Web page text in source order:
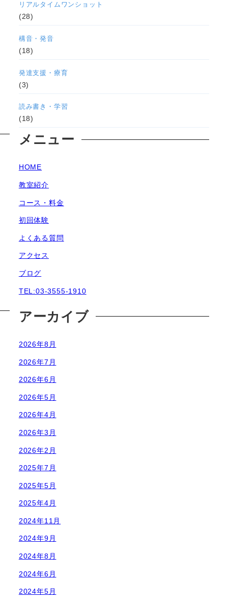
リアルタイムワンショット
(28)
構音・発音
(18)
発達支援・療育
(3)
読み書き・学習
(18)
メニュー
HOME
教室紹介
コース・料金
初回体験
よくある質問
アクセス
ブログ
TEL:03-3555-1910
アーカイブ
2026年8月
2026年7月
2026年6月
2026年5月
2026年4月
2026年3月
2026年2月
2025年7月
2025年5月
2025年4月
2024年11月
2024年9月
2024年8月
2024年6月
2024年5月